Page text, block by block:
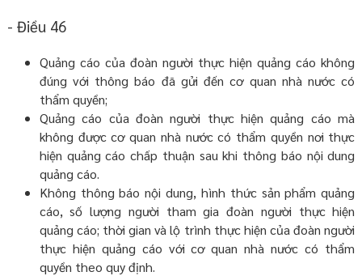
- Điều 46
Quảng cáo của đoàn người thực hiện quảng cáo không
đúng với thông báo đã gửi đến cơ quan nhà nước có
thẩm quyền;
Quảng cáo của đoàn người thực hiện quảng cáo mà
không được cơ quan nhà nước có thẩm quyền nơi thực
hiện quảng cáo chấp thuận sau khi thông báo nội dung
quảng cáo.
Không thông báo nội dung, hình thức sản phẩm quảng
cáo, số lượng người tham gia đoàn người thực hiện
quảng cáo; thời gian và lộ trình thực hiện của đoàn người
thực hiện quảng cáo với cơ quan nhà nước có thẩm
quyền theo quy định.